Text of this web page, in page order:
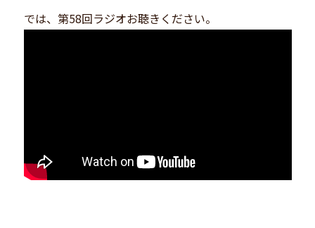
では、第58回ラジオお聴きください。